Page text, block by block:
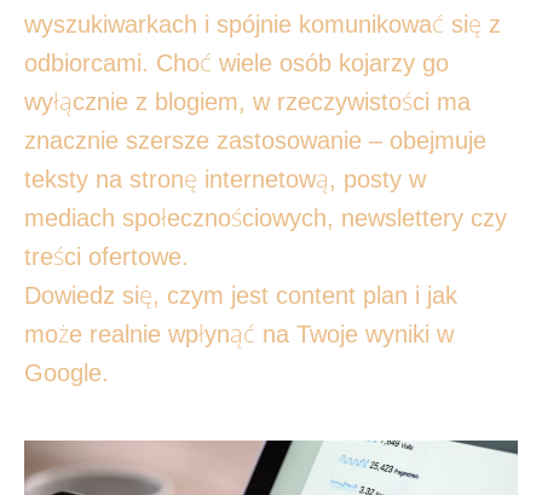
wyszukiwarkach i spójnie komunikować się z
odbiorcami. Choć wiele osób kojarzy go
wyłącznie z blogiem, w rzeczywistości ma
znacznie szersze zastosowanie – obejmuje
teksty na stronę internetową, posty w
mediach społecznościowych, newslettery czy
treści ofertowe.
Dowiedz się, czym jest content plan i jak
może realnie wpłynąć na Twoje wyniki w
Google.